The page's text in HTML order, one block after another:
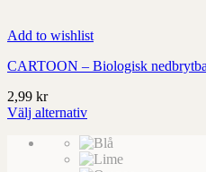
Add to wishlist
CARTOON – Biologisk
2,99 kr
Välj alternativ
produkt